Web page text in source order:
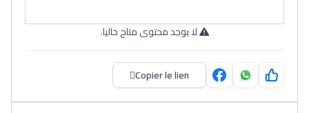
لا يوجد محتوى متاح حاليا.
Copier le lien